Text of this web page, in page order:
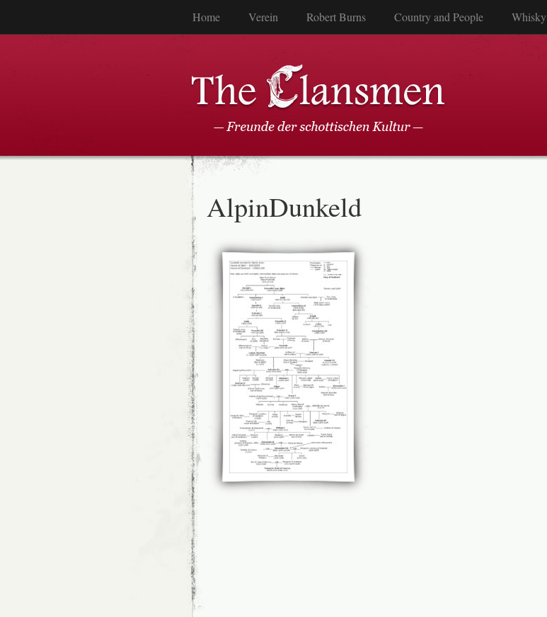
Home Verein Robert Burns Country and People Whisky
AlpinDunkeld